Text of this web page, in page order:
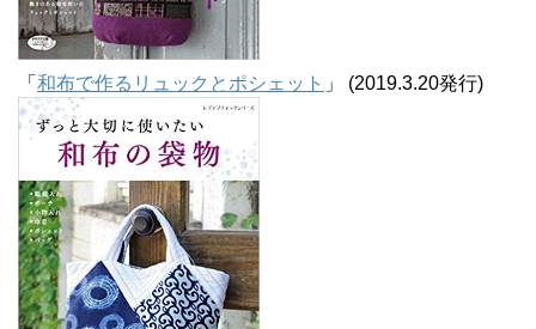
「 和布で作るリュックとポシェット 」 (2019.3.20発行)